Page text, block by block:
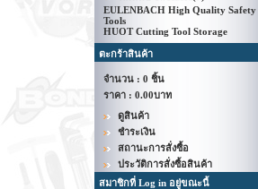
EULENBACH High Quality Safety
Tools
HUOT Cutting Tool Storage
ตะกร้าสินค้า
จำนวน : 0 ชิ้น
ราคา : 0.00บาท
ดูสินค้า
ชำระเงิน
สถานะการสั่งซื้อ
ประวัติการสั่งซื้อสินค้า
สมาชิกที่ Log in อยู่ขณะนี้